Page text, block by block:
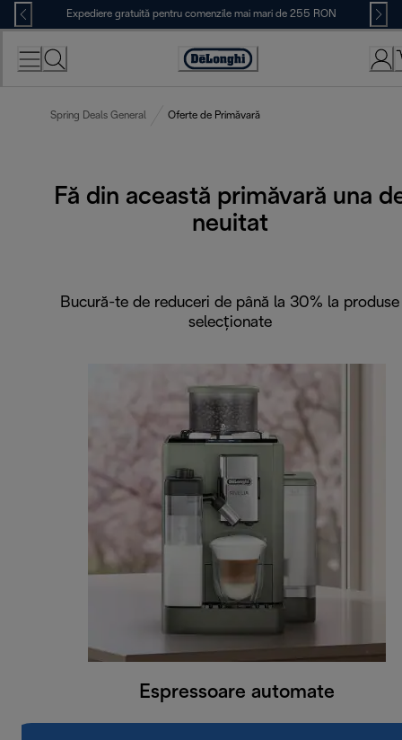
Skip
to
Content
Expediere gratuită pentru comenzile mai mari de 255 RON
Accessibility
Spring Deals General Oferte de Primăvară
Fă din această primăvară una
neuitat
Bucură-te de reduceri de până la 30% la produse
selecționate
Espressoare automate